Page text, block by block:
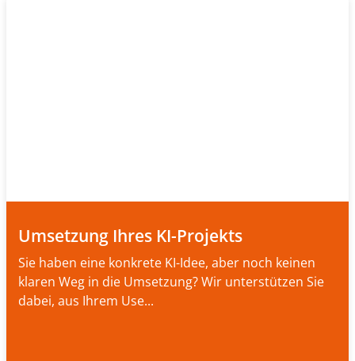
Umsetzung Ihres KI-Projekts
Sie haben eine konkrete KI-Idee, aber noch keinen
klaren Weg in die Umsetzung? Wir unterstützen Sie
dabei, aus Ihrem Use...